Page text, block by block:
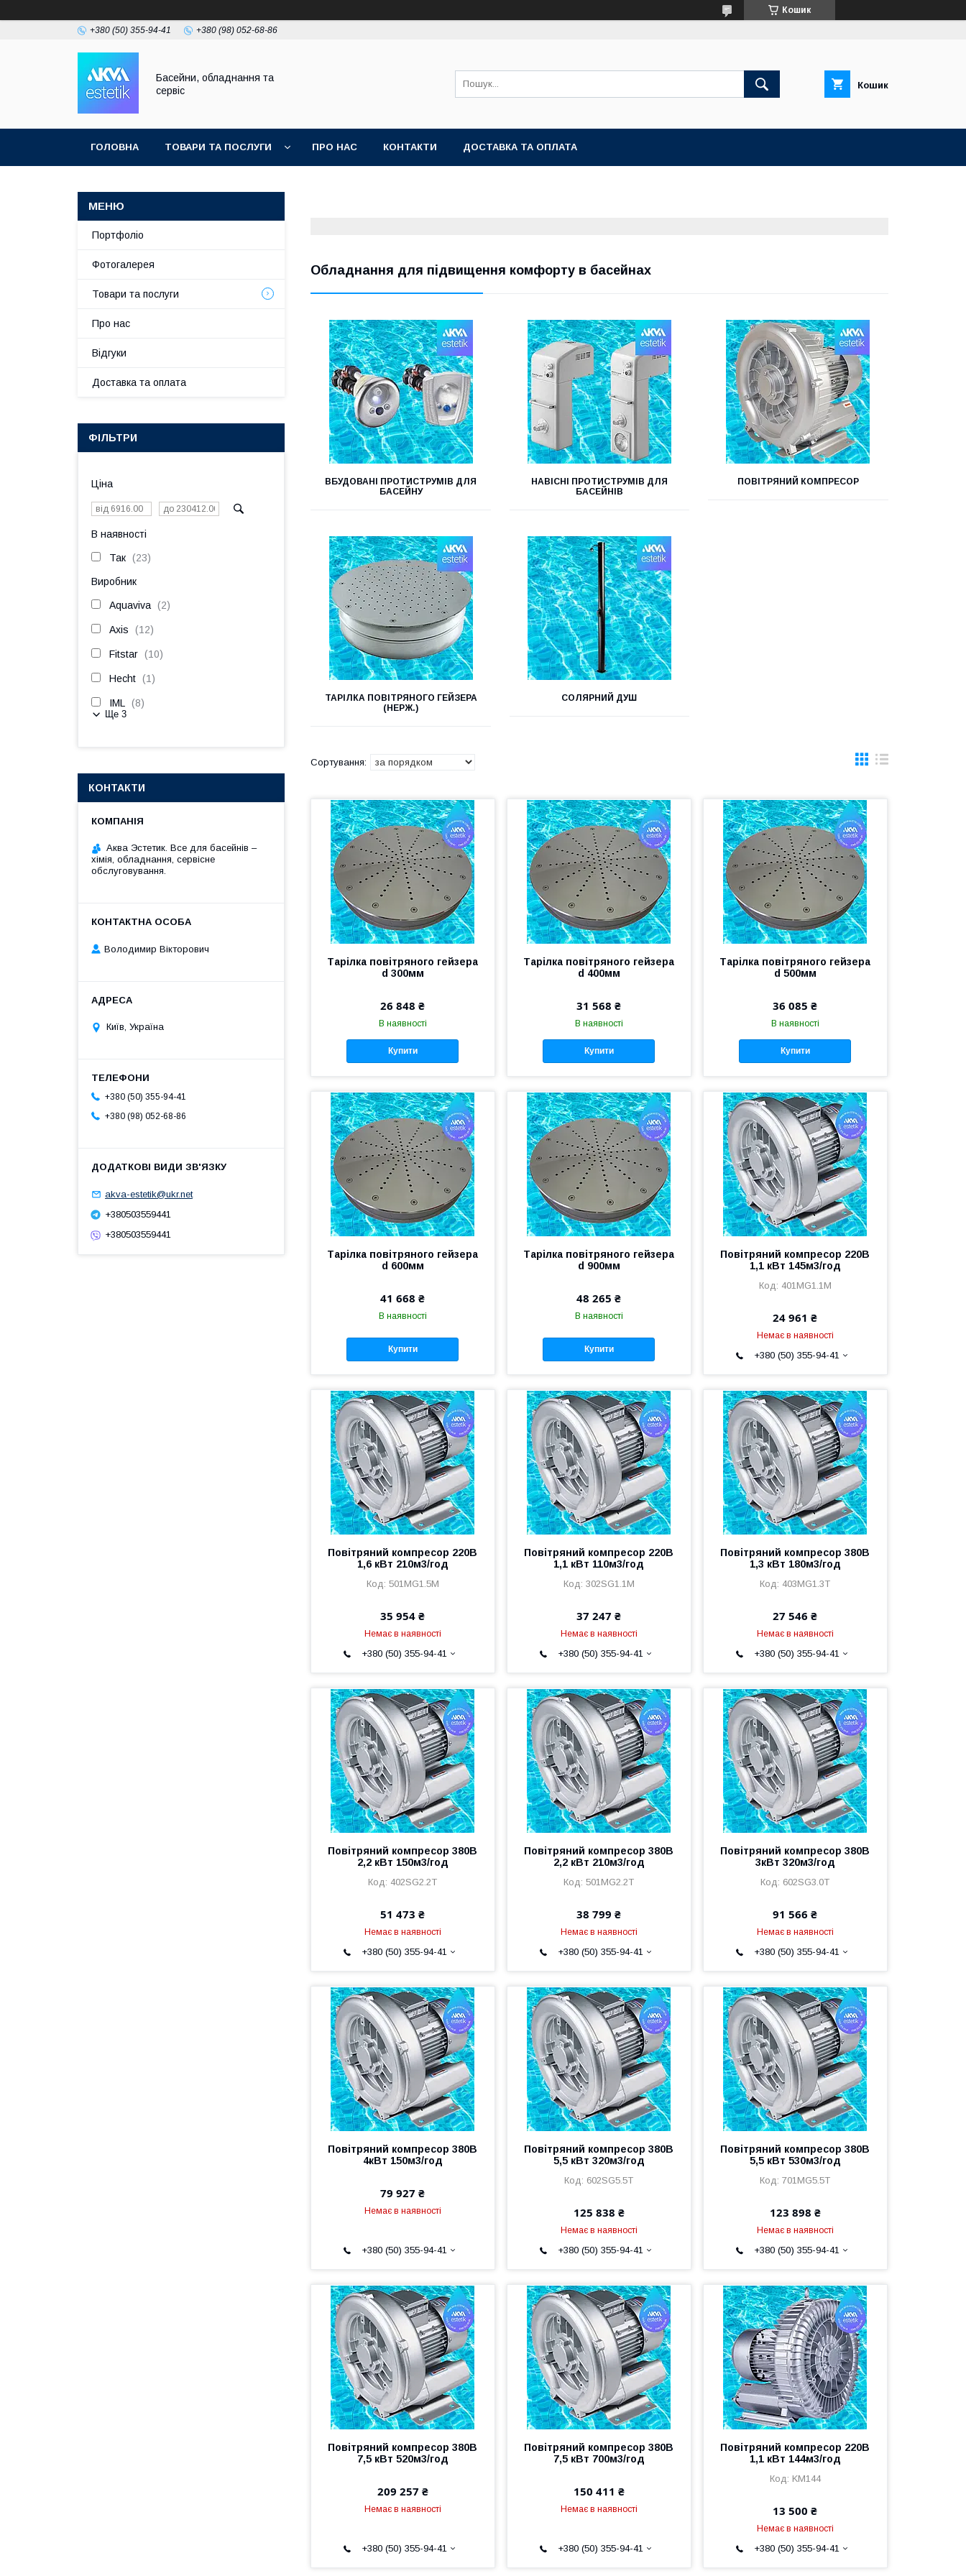
Кошик
+380 (50) 355-94-41 +380 (98) 052-68-86
Басейни, обладнання та
сервіс
Кошик
ГОЛОВНА ТОВАРИ ТА ПОСЛУГИ ПРО НАС КОНТАКТИ ДОСТАВКА ТА ОПЛАТА
Обладнання для підвищення комфорту в басейнах
ВБУДОВАНІ ПРОТИСТРУМІВ ДЛЯ
БАСЕЙНУ
НАВІСНІ ПРОТИСТРУМІВ ДЛЯ
БАСЕЙНІВ
ПОВІТРЯНИЙ КОМПРЕСОР
ТАРІЛКА ПОВІТРЯНОГО ГЕЙЗЕРА
(НЕРЖ.)
СОЛЯРНИЙ ДУШ
Тарілка повітряного гейзера
d 300мм
26 848 ₴
В наявності
Купити
Тарілка повітряного гейзера
d 400мм
31 568 ₴
В наявності
Купити
Тарілка повітряного гейзера
d 500мм
36 085 ₴
В наявності
Купити
Тарілка повітряного гейзера
d 600мм
41 668 ₴
В наявності
Купити
Тарілка повітряного гейзера
d 900мм
48 265 ₴
В наявності
Купити
Повітряний компресор 220В
1,1 кВт 145м3/год
401MG1.1M
24 961 ₴
Немає в наявності
+380 (50) 355-94-41
Повітряний компресор 220В
1,6 кВт 210м3/год
501MG1.5M
35 954 ₴
Немає в наявності
+380 (50) 355-94-41
Повітряний компресор 220В
1,1 кВт 110м3/год
302SG1.1M
37 247 ₴
Немає в наявності
+380 (50) 355-94-41
Повітряний компресор 380В
1,3 кВт 180м3/год
403MG1.3T
27 546 ₴
Немає в наявності
+380 (50) 355-94-41
Повітряний компресор 380В
2,2 кВт 150м3/год
402SG2.2T
51 473 ₴
Немає в наявності
+380 (50) 355-94-41
Повітряний компресор 380В
2,2 кВт 210м3/год
501MG2.2T
38 799 ₴
Немає в наявності
+380 (50) 355-94-41
Повітряний компресор 380В
3кВт 320м3/год
602SG3.0T
91 566 ₴
Немає в наявності
+380 (50) 355-94-41
Повітряний компресор 380В
4кВт 150м3/год
79 927 ₴
Немає в наявності
+380 (50) 355-94-41
Повітряний компресор 380В
5,5 кВт 320м3/год
602SG5.5T
125 838 ₴
Немає в наявності
+380 (50) 355-94-41
Повітряний компресор 380В
5,5 кВт 530м3/год
701MG5.5T
123 898 ₴
Немає в наявності
+380 (50) 355-94-41
Повітряний компресор 380В
7,5 кВт 520м3/год
209 257 ₴
Немає в наявності
+380 (50) 355-94-41
Повітряний компресор 380В
7,5 кВт 700м3/год
150 411 ₴
Немає в наявності
+380 (50) 355-94-41
Повітряний компресор 220В
1,1 кВт 144м3/год
KM144
13 500 ₴
Немає в наявності
+380 (50) 355-94-41
Портфоліо
Фотогалерея
Товари та послуги
Про нас
Відгуки
Доставка та оплата
ФІЛЬТРИ
Ціна
В наявності
Так 23
Виробник
Aquaviva 2
Axis 12
Fitstar 10
Hecht 1
IML 8
Ще 3
КОНТАКТИ
Аква Эстетик. Все для басейнів –
хімія, обладнання, сервісне
обслуговування.
Володимир Вікторович
Київ, Україна
+380 (50) 355-94-41
+380 (98) 052-68-86
akva-estetik@ukr.net
+380503559441
+380503559441